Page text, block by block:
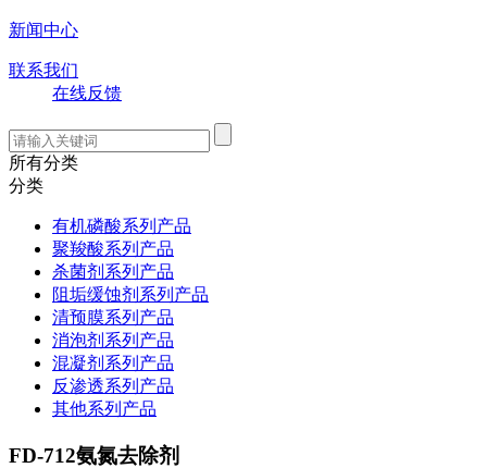
新闻中心
联系我们
在线反馈
所有分类
分类
有机磷酸系列产品
聚羧酸系列产品
杀菌剂系列产品
阻垢缓蚀剂系列产品
清预膜系列产品
消泡剂系列产品
混凝剂系列产品
反渗透系列产品
其他系列产品
FD-712氨氮去除剂